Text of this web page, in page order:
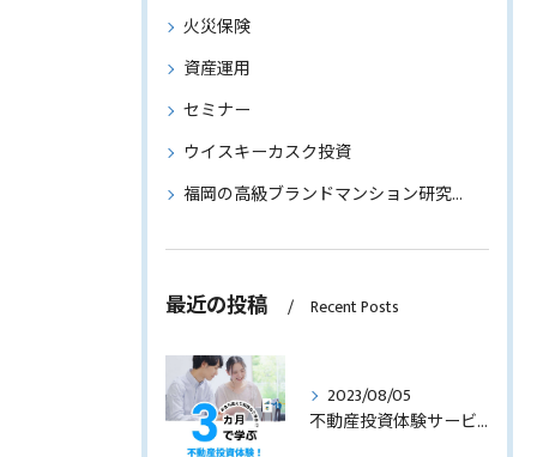
火災保険
資産運用
セミナー
ウイスキーカスク投資
福岡の高級ブランドマンション研究～物件情報もご紹介～
最近の投稿 Recent Posts
2023/08/05
不動産投資体験サービスのサービス内容を見直します！